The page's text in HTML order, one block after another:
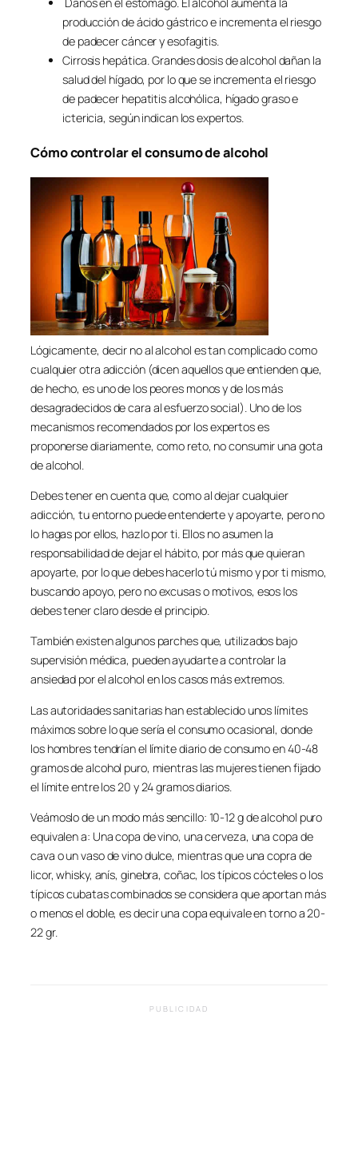
producción de ácido gástrico e incrementa el riesgo
de padecer cáncer y esofagitis.
Cirrosis hepática. Grandes dosis de alcohol dañan la
salud del hígado, por lo que se incrementa el riesgo
de padecer hepatitis alcohólica, hígado graso e
ictericia, según indican los expertos.
Cómo controlar el consumo de alcohol
Lógicamente, decir no al alcohol es tan complicado como
cualquier otra adicción (dicen aquellos que entienden que,
de hecho, es uno de los peores monos y de los más
desagradecidos de cara al esfuerzo social). Uno de los
mecanismos recomendados por los expertos es
proponerse diariamente, como reto, no consumir una gota
de alcohol.
Debes tener en cuenta que, como al dejar cualquier
adicción, tu entorno puede entenderte y apoyarte, pero no
lo hagas por ellos, hazlo por ti. Ellos no asumen la
responsabilidad de dejar el hábito, por más que quieran
apoyarte, por lo que debes hacerlo tú mismo y por ti mismo,
buscando apoyo, pero no excusas o motivos, esos los
debes tener claro desde el principio.
También existen algunos parches que, utilizados bajo
supervisión médica, pueden ayudarte a controlar la
ansiedad por el alcohol en los casos más extremos.
Las autoridades sanitarias han establecido unos límites
máximos sobre lo que sería el consumo ocasional, donde
los hombres tendrían el límite diario de consumo en 40-48
gramos de alcohol puro, mientras las mujeres tienen fijado
el límite entre los 20 y 24 gramos diarios.
Veámoslo de un modo más sencillo: 10-12 g de alcohol puro
equivalen a: Una copa de vino, una cerveza, una copa de
cava o un vaso de vino dulce, mientras que una copra de
licor, whisky, anís, ginebra, coñac, los típicos cócteles o los
típicos cubatas combinados se considera que aportan más
o menos el doble, es decir una copa equivale en torno a 20-
22 gr.
PUBLICIDAD